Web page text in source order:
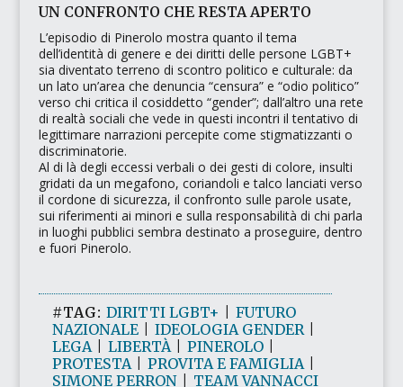
UN CONFRONTO CHE RESTA APERTO
L’episodio di Pinerolo mostra quanto il tema
dell’identità di genere e dei diritti delle persone LGBT+
sia diventato terreno di scontro politico e culturale: da
un lato un’area che denuncia “censura”e “odio politico”
verso chi critica il cosiddetto “gender”; dall’altro una rete
di realtà sociali che vede in questi incontri il tentativo di
legittimare narrazioni percepite come stigmatizzanti o
discriminatorie.
Al di là degli eccessi verbali o dei gesti di colore, insulti
gridati da un megafono, coriandoli e talco lanciati verso
il cordone di sicurezza, il confronto sulle parole usate,
sui riferimenti ai minori e sulla responsabilità di chi parla
in luoghi pubblici sembra destinato a proseguire, dentro
e fuori Pinerolo.
#TAG: DIRITTI LGBT+
FUTURO
NAZIONALE| IDEOLOGIA GENDER|
LEGA| LIBERTÀ| PINEROLO|
PROTESTA| PROVITA E FAMIGLIA|
SIMONE PERRON| TEAM VANNACCI